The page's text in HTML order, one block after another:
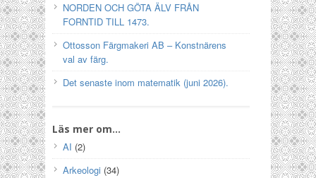
NORDEN OCH GÖTA ÄLV FRÅN
FORNTID TILL 1473.
Ottosson Färgmakeri AB – Konstnärens
val av färg.
Det senaste inom matematik (juni 2026).
Läs mer om…
AI (2)
Arkeologi (34)